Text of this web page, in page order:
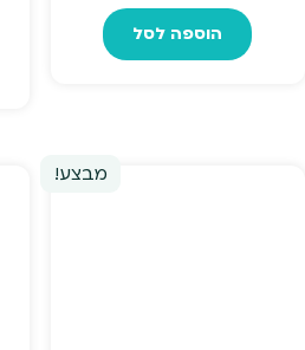
היה: הוא:
הוספה לסל
מבצע!